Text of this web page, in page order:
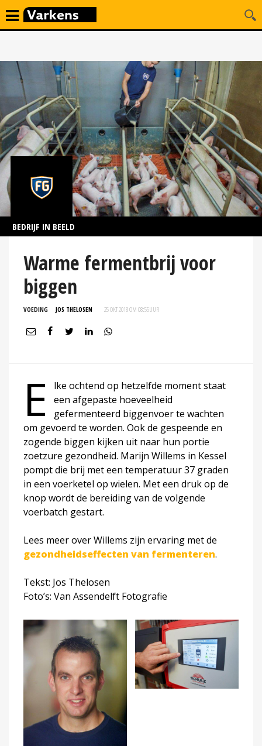
BEDRIJF IN BEELD
Warme fermentbrij voor
biggen
VOEDING JOS THELOSEN 25 OKT 2018 OM 08:55UUR
E
lke ochtend op hetzelfde moment staat
een afgepaste hoeveelheid
gefermenteerd biggenvoer te wachten
om gevoerd te worden. Ook de gespeende en
zogende biggen kijken uit naar hun portie
zoetzure gezondheid. Marijn Willems in Kessel
pompt die brij met een temperatuur 37 graden
in een voerketel op wielen. Met een druk op de
knop wordt de bereiding van de volgende
voerbatch gestart.
Lees meer over Willems zijn ervaring met de
gezondheidseffecten van fermenteren.
Tekst: Jos Thelosen
Foto’s: Van Assendelft Fotografie